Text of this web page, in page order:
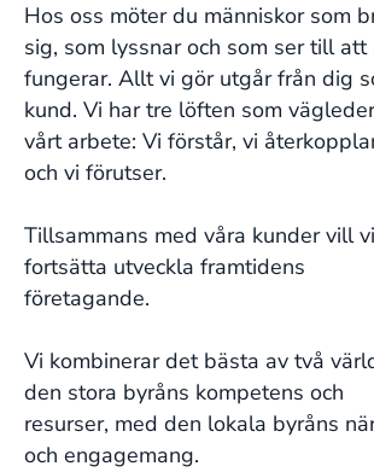
Hos oss möter du människor som
sig, som lyssnar och som ser till
fungerar. Allt vi gör utgår från dig
kund. Vi har tre löften som vägleder
vårt arbete: Vi förstår, vi
och vi förutser.
Tillsammans med våra kunder vill vi
fortsätta utveckla framtidens
företagande.
Vi kombinerar det bästa av två
den stora byråns kompetens och
resurser, med den lokala byråns
och engagemang.